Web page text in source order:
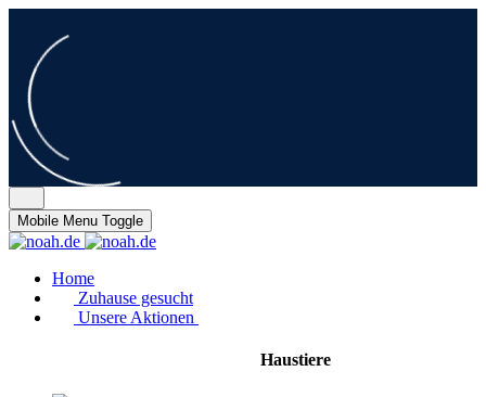
Mobile Menu Toggle
Home
Zuhause gesucht
Unsere Aktionen
Haustiere